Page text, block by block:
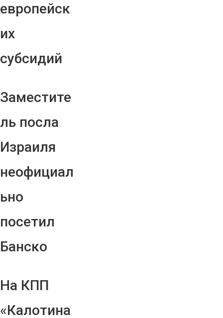
европейск
их
субсидий
Заместите
ль посла
Израиля
неофициал
ьно
посетил
Банско
На КПП
«Калотина